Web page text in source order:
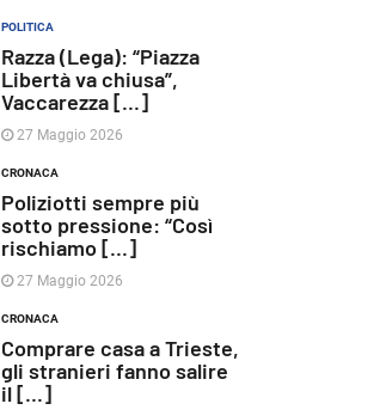
POLITICA
Razza (Lega): “Piazza
Libertà va chiusa”,
Vaccarezza [...]
27 Maggio 2026
CRONACA
Poliziotti sempre più
sotto pressione: “Così
rischiamo [...]
27 Maggio 2026
CRONACA
Comprare casa a Trieste,
gli stranieri fanno salire
il [...]